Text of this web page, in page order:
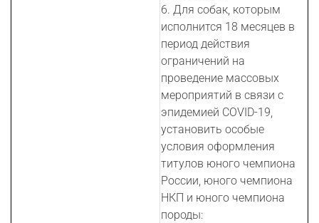
6. Для собак, которым
исполнится 18 месяцев в
период действия
ограничений на
проведение массовых
мероприятий в связи с
эпидемией COVID-19,
установить особые
условия оформления
титулов юного чемпиона
России, юного чемпиона
НКП и юного чемпиона
породы: